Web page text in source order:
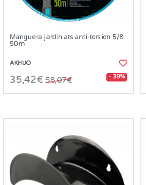
Manguera jardin ats anti-torsion 5/8
50m
AKHUO
35,42€ 58,07€ - 39%